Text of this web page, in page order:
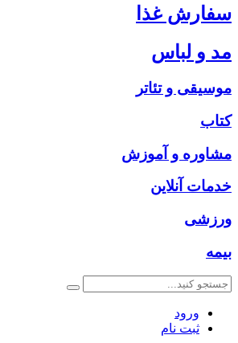
سفارش غذا
مد و لباس
موسیقی و تئاتر
کتاب
مشاوره و آموزش
خدمات آنلاین
ورزشی
بیمه
ورود
ثبت نام